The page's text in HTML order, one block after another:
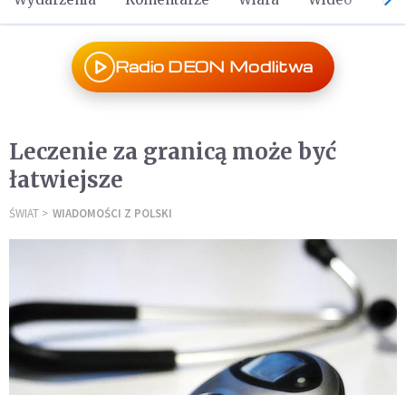
Radio DEON Modlitwa
Leczenie za granicą może być
łatwiejsze
ŚWIAT WIADOMOŚCI Z POLSKI